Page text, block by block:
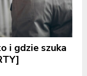
i gdzie szuka